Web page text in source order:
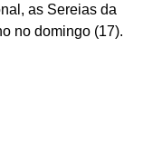
as Sereias da
no domingo (17).